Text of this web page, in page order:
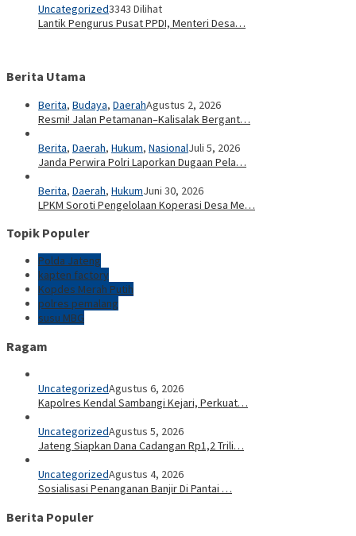
Uncategorized3343 Dilihat
Lantik Pengurus Pusat PPDI, Menteri Desa…
Berita Utama
Berita, Budaya, DaerahAgustus 2, 2026
Resmi! Jalan Petamanan–Kalisalak Bergant…
Berita, Daerah, Hukum, NasionalJuli 5, 2026
Janda Perwira Polri Laporkan Dugaan Pela…
Berita, Daerah, HukumJuni 30, 2026
LPKM Soroti Pengelolaan Koperasi Desa Me…
Topik Populer
Polda Jateng
kapten factory
Kopdes Merah Putih
polres pemalang
susu MBG
Ragam
UncategorizedAgustus 6, 2026
Kapolres Kendal Sambangi Kejari, Perkuat…
UncategorizedAgustus 5, 2026
Jateng Siapkan Dana Cadangan Rp1,2 Trili…
UncategorizedAgustus 4, 2026
Sosialisasi Penanganan Banjir Di Pantai …
Berita Populer